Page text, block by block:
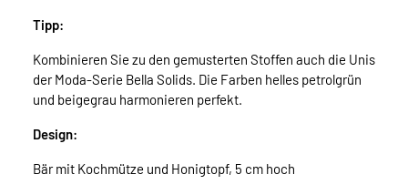
Tipp:
Kombinieren Sie zu den gemusterten Stoffen auch die Unis
der Moda-Serie Bella Solids. Die Farben helles petrolgrün
und beigegrau harmonieren perfekt.
Design:
Bär mit Kochmütze und Honigtopf, 5 cm hoch